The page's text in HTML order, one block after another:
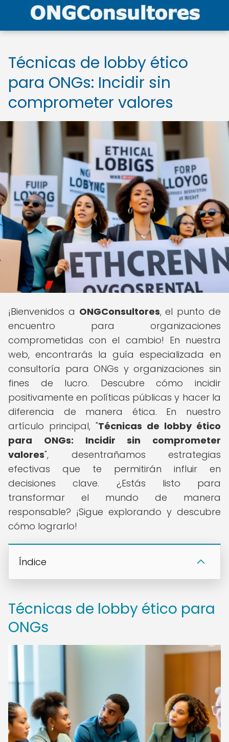
Técnicas de lobby ético
para ONGs: Incidir sin
comprometer valores
¡Bienvenidos a ONGConsultores, el punto de
encuentro para organizaciones
comprometidas con el cambio! En nuestra
web, encontrarás la guía especializada en
consultoría para ONGs y organizaciones sin
fines de lucro. Descubre cómo incidir
positivamente en políticas públicas y hacer la
diferencia de manera ética. En nuestro
artículo principal, "Técnicas de lobby ético
para ONGs: Incidir sin comprometer
valores", desentrañamos estrategias
efectivas que te permitirán influir en
decisiones clave. ¿Estás listo para
transformar el mundo de manera
responsable? ¡Sigue explorando y descubre
cómo lograrlo!
Índice
Técnicas de lobby ético para
ONGs